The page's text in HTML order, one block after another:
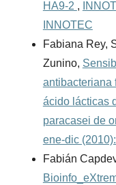
HA9-2 ,
INNOTEC
Fabiana Rey,
Zunino,
antibacteriana
ácido lácticas
paracasei de
ene-dic
Fabián